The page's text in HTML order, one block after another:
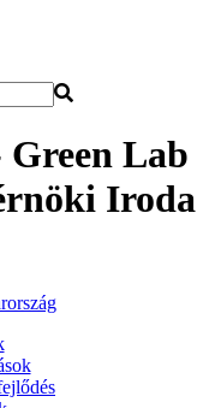
Green Lab
Iroda